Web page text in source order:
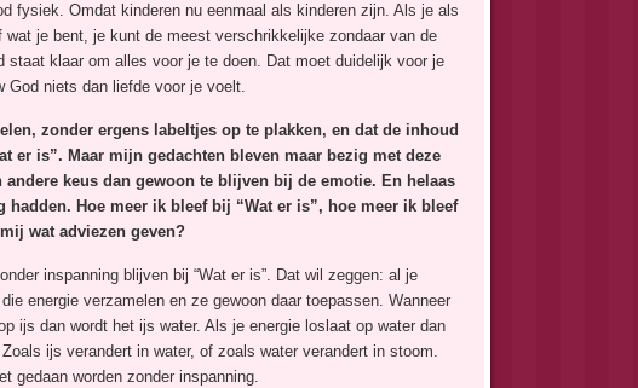
fysiek. Omdat kinderen nu eenmaal als kinderen zijn. Als je als
je bent, je kunt de meest verschrikkelijke zondaar van de
klaar om alles voor je te doen. Dat moet duidelijk voor je
niets dan liefde voor je voelt.
zonder ergens labeltjes op te plakken, en dat de inhoud
is”. Maar mijn gedachten bleven maar bezig met deze
keus dan gewoon te blijven bij de emotie. En helaas
Hoe meer ik bleef bij “Wat er is”, hoe meer ik bleef
wat adviezen geven?
inspanning blijven bij “Wat er is”. Dat wil zeggen: al je
energie verzamelen en ze gewoon daar toepassen. Wanneer
ijs dan wordt het ijs water. Als je energie loslaat op water dan
ijs verandert in water, of zoals water verandert in stoom.
gedaan worden zonder inspanning.